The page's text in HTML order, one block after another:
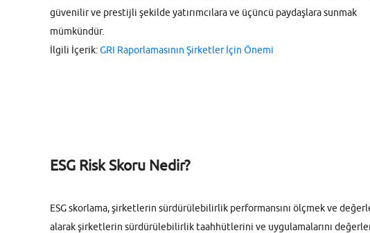
güvenilir ve prestijli şekilde yatırımcılara ve üçüncü paydaşlara sunmak
mümkündür.
İlgili İçerik:GRI Raporlamasının Şirketler İçin Önemi
ESG Risk Skoru Nedir?
ESG skorlama, şirketlerin sürdürülebilirlik performansını ölçmek ve
alarak şirketlerin sürdürülebilirlik taahhütlerini ve uygulamalarını